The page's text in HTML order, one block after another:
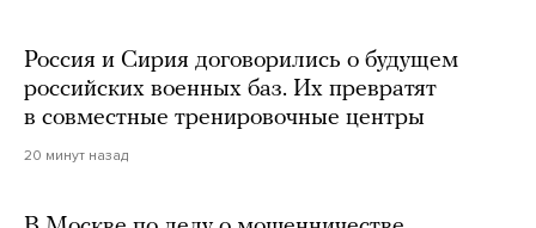
Россия и Сирия договорились о будущем
российских военных баз. Их превратят
в совместные тренировочные центры
20 минут назад